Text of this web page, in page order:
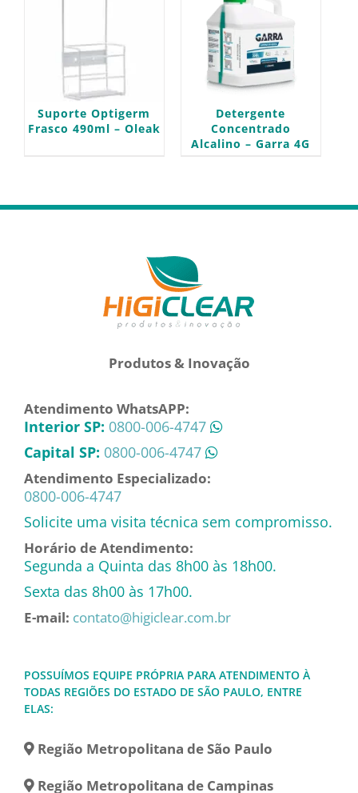
Suporte Optigerm
Frasco 490ml – Oleak
Detergente
Concentrado
Alcalino – Garra 4G
Produtos & Inovação
Atendimento WhatsAPP:
Interior SP: 0800-006-4747
Capital SP: 0800-006-4747
Atendimento Especializado:
0800-006-4747
Solicite uma visita técnica sem compromisso.
Horário de Atendimento:
Segunda a Quinta das 8h00 às 18h00.
Sexta das 8h00 às 17h00.
E-mail: contato@higiclear.com.br
POSSUÍMOS EQUIPE PRÓPRIA PARA ATENDIMENTO À
TODAS REGIÕES DO ESTADO DE SÃO PAULO, ENTRE
ELAS:
Região Metropolitana de São Paulo
Região Metropolitana de Campinas